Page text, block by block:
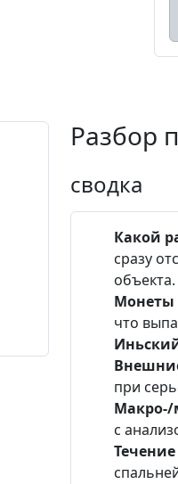
Разбор
сводка
Какой
сразу
Монеты
что
при
Макро-/
с